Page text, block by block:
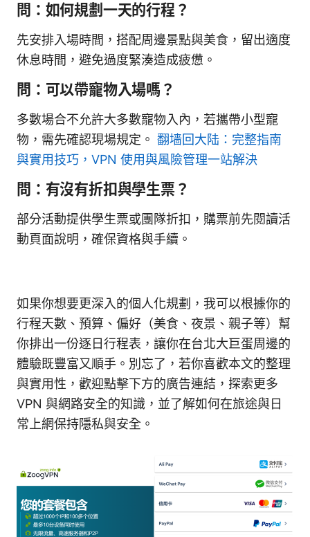
問：如何規劃一天的行程？
先安排入場時間，搭配周邊景點與美食，留出適度
休息時間，避免過度緊湊造成疲憊。
問：可以帶寵物入場嗎？
多數場合不允許大多數寵物入內，若攜帶小型寵
物，需先確認現場規定。 翻墙回大陆：完整指南
與實用技巧，VPN 使用與風險管理一站解決
問：有沒有折扣與學生票？
部分活動提供學生票或團隊折扣，購票前先閱讀活
動頁面說明，確保資格與手續。
如果你想要更深入的個人化規劃，我可以根據你的
行程天數、預算、偏好（美食、夜景、親子等）幫
你排出一份逐日行程表，讓你在台北大巨蛋周邊的
體驗既豐富又順手。別忘了，若你喜歡本文的整理
與實用性，歡迎點擊下方的廣告連結，探索更多
VPN 與網路安全的知識，並了解如何在旅途與日
常上網保持隱私與安全。